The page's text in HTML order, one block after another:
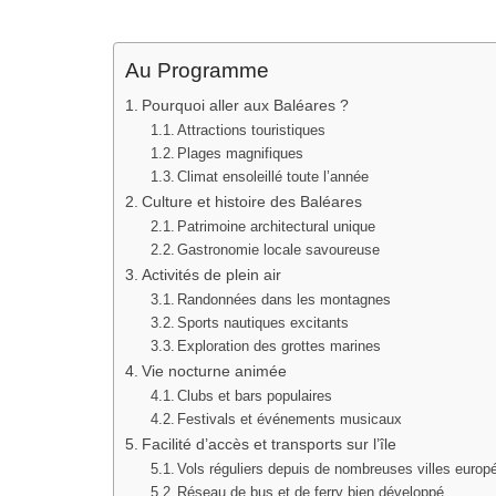
Au Programme
Pourquoi aller aux Baléares ?
Attractions touristiques
Plages magnifiques
Climat ensoleillé toute l’année
Culture et histoire des Baléares
Patrimoine architectural unique
Gastronomie locale savoureuse
Activités de plein air
Randonnées dans les montagnes
Sports nautiques excitants
Exploration des grottes marines
Vie nocturne animée
Clubs et bars populaires
Festivals et événements musicaux
Facilité d’accès et transports sur l’île
Vols réguliers depuis de nombreuses villes
Réseau de bus et de ferry bien développé